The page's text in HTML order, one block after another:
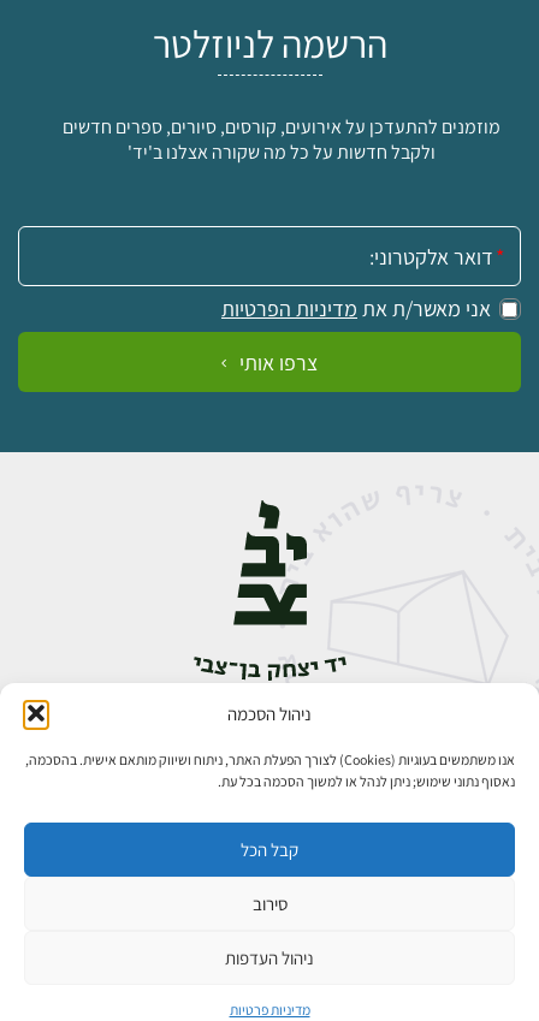
ניהול הסכמה
אנו משתמשים בעוגיות (Cookies) לצורך הפעלת האתר, ניתוח ושיווק מותאם אישית. בהסכמה,
נאסוף נתוני שימוש; ניתן לנהל או למשוך הסכמה בכל עת.
קבל הכל
סירוב
ניהול העדפות
מדיניות פרטיות
הרשמה לניוזלטר
מוזמנים להתעדכן על אירועים, קורסים, סיורים, ספרים חדשים
ולקבל חדשות על כל מה שקורה אצלנו ב'יד'
אימייל:
אני מאשר/ת את מדיניות הפרטיות
צרפו אותי
אבן גבירול 14, רחביה, ירושלים
פיתוח אתרים